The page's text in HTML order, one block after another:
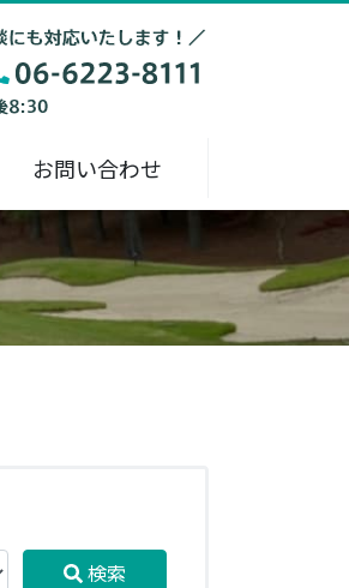
お問い合わせ
検索